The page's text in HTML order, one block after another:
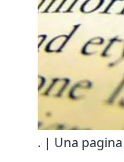
. | Una